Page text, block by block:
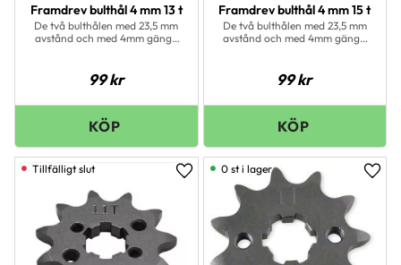
Framdrev bulthål 4 mm 13 t
De två bulthålen med 23,5 mm
avstånd och med 4mm gänga
modeller från 2006 och framåt
4 mm gänga.
99kr
Framdrev bulthål 4 mm 15 t
De två bulthålen med 23,5 mm
avstånd och med 4mm gänga
modeller från 2006 och framåt
4 mm gänga.
99kr
Lägg till i favoriter
0 st i lager